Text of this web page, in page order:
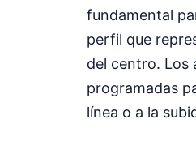
fundamental
perfil que
del centro. Los
programadas
línea o a la